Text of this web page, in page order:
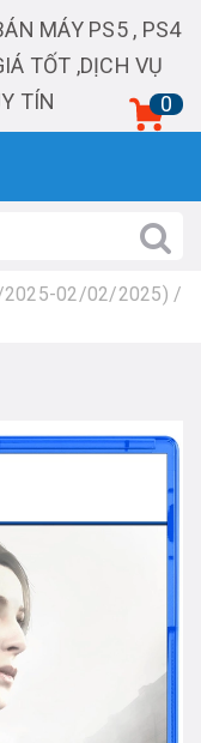
0
2025-02/02/2025) /